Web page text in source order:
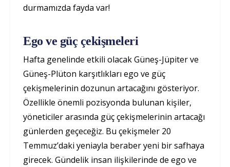
durmamızda fayda var!
Ego ve güç çekişmeleri
Hafta genelinde etkili olacak Güneş-Jüpiter ve
Güneş-Plüton karşıtlıkları ego ve güç
çekişmelerinin dozunun artacağını gösteriyor.
Özellikle önemli pozisyonda bulunan kişiler,
yöneticiler arasında güç çekişmelerinin artacağı
günlerden geçeceğiz. Bu çekişmeler 20
Temmuz’daki yeniayla beraber yeni bir safhaya
girecek. Gündelik insan ilişkilerinde de ego ve